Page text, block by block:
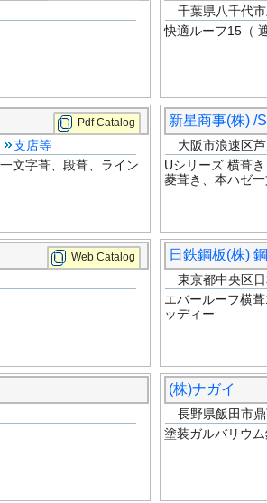
千葉県八千代
快適ルーフ15（
Pdf Catalog
支店等
文字葺、段葺、ライン
新星商事(株) /
大阪市浪速区
Uシリーズ 横葺
菱葺き、本ハゼ一
Web Catalog 日鉄鋼板(株)
東京都中央区
エバールーフ横
ッディー
(株)ナガイ
長野県飯田市
塗装ガルバリウ